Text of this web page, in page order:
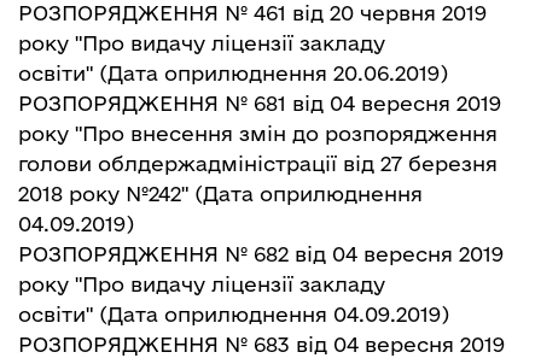
РОЗПОРЯДЖЕННЯ № 461 від 20 червня 2019
року "Про видачу ліцензії закладу
освіти" (Дата оприлюднення 20.06.2019)
РОЗПОРЯДЖЕННЯ № 681 від 04 вересня 2019
року "Про внесення змін до розпорядження
голови облдержадміністрації від 27 березня
2018 року №242" (Дата оприлюднення
04.09.2019)
РОЗПОРЯДЖЕННЯ № 682 від 04 вересня 2019
року "Про видачу ліцензії закладу
освіти" (Дата оприлюднення 04.09.2019)
РОЗПОРЯДЖЕННЯ № 683 від 04 вересня 2019